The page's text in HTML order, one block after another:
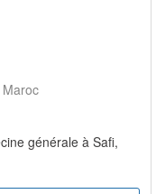
Maroc
générale à Safi,